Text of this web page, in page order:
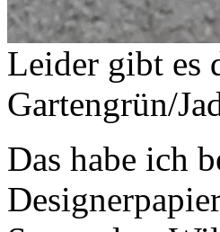
Leider gibt es
Gartengrün/
Das habe ich